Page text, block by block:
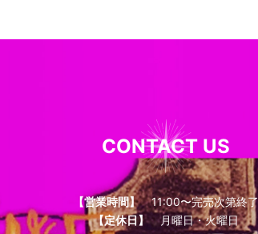
CONTACT US
【営業時間】11:00〜完売次第終了
【定休日】月曜日・火曜日